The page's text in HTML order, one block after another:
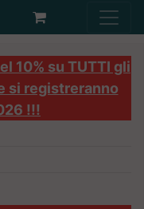
10% su TUTTI gli
si registreranno
!!!